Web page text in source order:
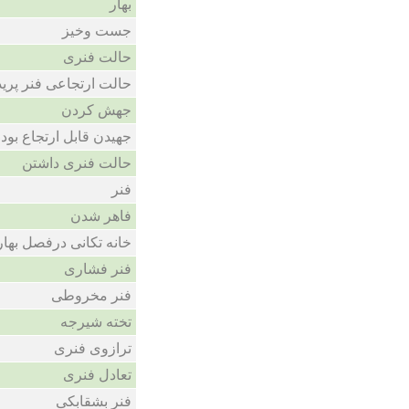
بهار
جست وخیز
حالت فنری
حالت ارتجاعی فنر
جهش کردن
جهیدن قابل ارتجاع
حالت فنری داشتن
فنر
فاهر شدن
خانه تکانی درفصل بهار
فنر فشاری
فنر مخروطی
تخته شیرجه
ترازوی فنری
تعادل فنری
فنر بشقابکی